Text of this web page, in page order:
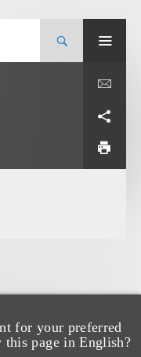
for your preferred
page in English?